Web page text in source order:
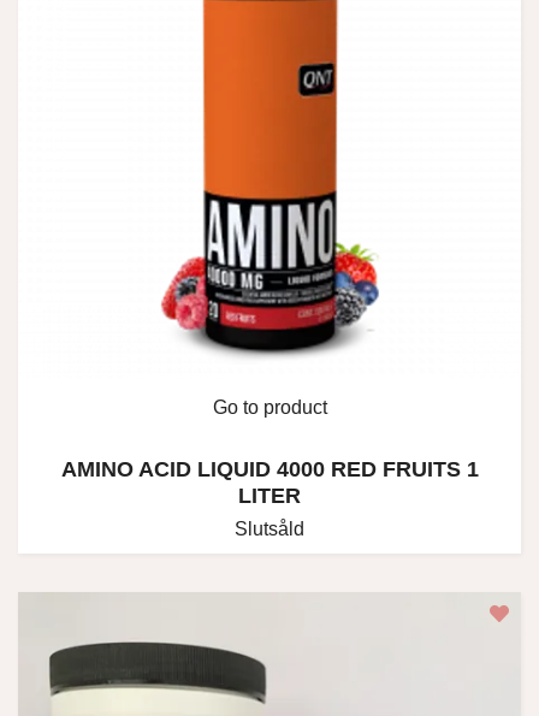
Go to product
AMINO ACID LIQUID 4000 RED FRUITS 1
LITER
Slutsåld